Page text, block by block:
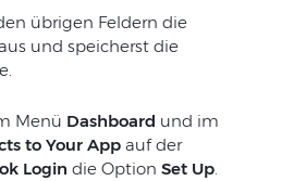
übrigen Feldern die
und speicherst die
Menü Dashboard und im
to Your App auf der
Login die Option Set Up.